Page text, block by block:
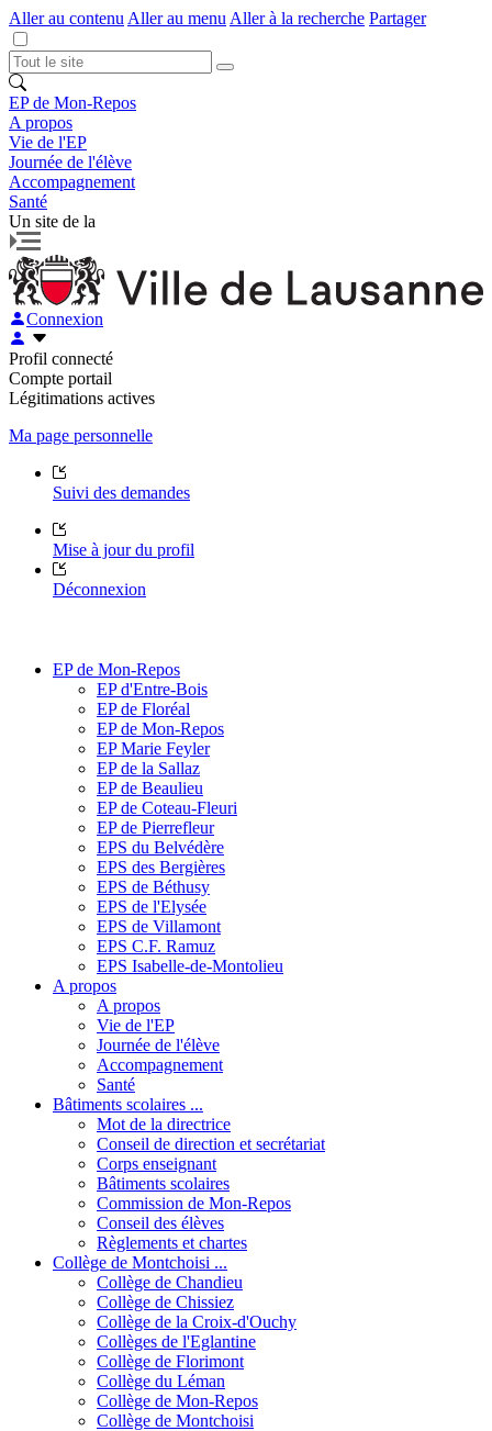
Aller au contenu Aller au menu Aller à la recherche Partager
EP de Mon-Repos
A propos
Vie de l'EP
Journée de l'élève
Accompagnement
Santé
Un site de la
Connexion
Profil connecté
Compte portail
Légitimations actives
Ma page personnelle
Suivi des demandes
Mise à jour du profil
Déconnexion
EP de Mon-Repos
EP d'Entre-Bois
EP de Floréal
EP de Mon-Repos
EP Marie Feyler
EP de la Sallaz
EP de Beaulieu
EP de Coteau-Fleuri
EP de Pierrefleur
EPS du Belvédère
EPS des Bergières
EPS de Béthusy
EPS de l'Elysée
EPS de Villamont
EPS C.F. Ramuz
EPS Isabelle-de-Montolieu
A propos
A propos
Vie de l'EP
Journée de l'élève
Accompagnement
Santé
Bâtiments scolaires ...
Mot de la directrice
Conseil de direction et secrétariat
Corps enseignant
Bâtiments scolaires
Commission de Mon-Repos
Conseil des élèves
Règlements et chartes
Collège de Montchoisi ...
Collège de Chandieu
Collège de Chissiez
Collège de la Croix-d'Ouchy
Collèges de l'Eglantine
Collège de Florimont
Collège du Léman
Collège de Mon-Repos
Collège de Montchoisi